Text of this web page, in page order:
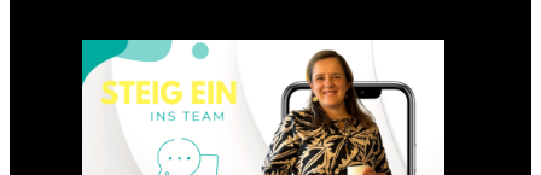
Einsteigen 2025 im Team
Stampin‘ Sunny
23. Januar 2025